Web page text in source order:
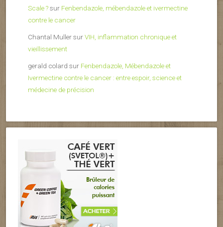
Scale ?sur Fenbendazole, mébendazole et ivermectine
contre le cancer
Chantal MullersurVIH, inflammation chronique et
vieillissement
gerald colard sur Fenbendazole, Mébendazole et
Ivermectine contre le cancer : entre espoir, science et
médecine de précision